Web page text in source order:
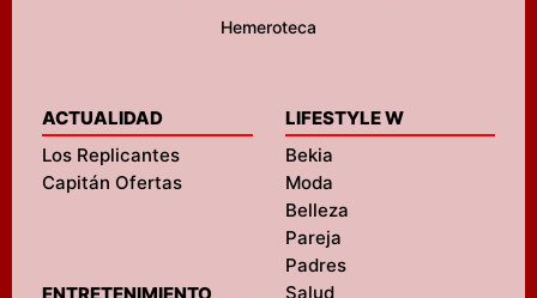
Hemeroteca
ACTUALIDAD
Los Replicantes
Capitán Ofertas
LIFESTYLE W
Bekia
Moda
Belleza
Pareja
Padres
Salud